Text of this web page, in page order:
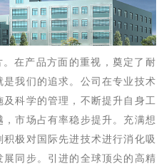
在产品方面的重视，奠定了耐
我们的追求。 公司 在专业 技术
及科学的管理，不断提升自身工
市场占有率稳步提升。充满想
积极对 国际先进技术进行消化吸
展同步。引进的 全球顶尖的高精